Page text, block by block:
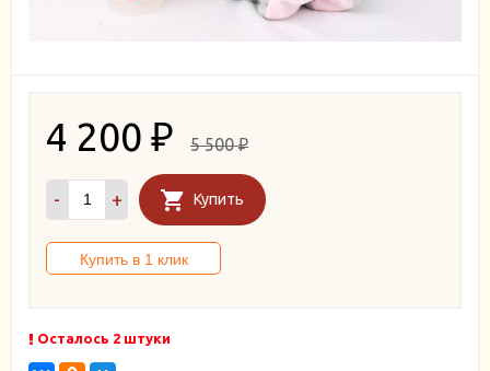
4 200 ₽ 5 500₽
- + Купить
Осталось 2 штуки